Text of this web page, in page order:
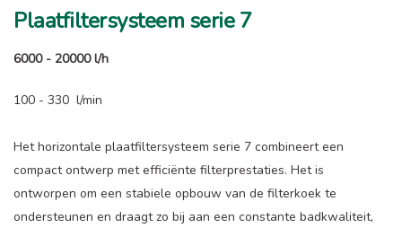
Plaatfiltersysteem serie 7
6000 - 20000 l/h
100 - 330 l/min
Het horizontale plaatfiltersysteem serie 7 combineert een
compact ontwerp met efficiënte filterprestaties. Het is
ontworpen om een stabiele opbouw van de filterkoek te
ondersteunen en draagt zo bij aan een constante badkwaliteit,